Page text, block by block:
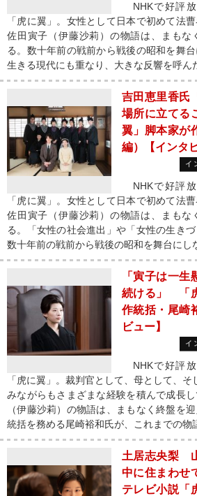
NHKで好評
「虎に翼」。女性として日本で初めて法
佐田寅子（伊藤沙莉）の物語は、まもな
る。数十年前の戦前から戦後の昭和を舞
生きる現代にも重なり、大きな反響を呼ん
吉田恵里香氏
場所に立てる
翼」脚本家が
編）【インタ
イ
NHKで好評
「虎に翼」。女性として日本で初めて法
佐田寅子（伊藤沙莉）の物語は、まもな
る。「女性の社会進出」や「女性の生きづ
数十年前の戦前から戦後の昭和を舞台にし
「寅子は一
続ける」 「
作統括・尾崎
ビュー】
イ
NHKで好評
「虎に翼」。裁判官として、母として、
みながらもさまざまな経験を積んで成長
（伊藤沙莉）の物語は、まもなく終盤を
統括を務める尾崎裕和氏が、これまでの物
土居志央梨
中に住まわ
テレビ小説「